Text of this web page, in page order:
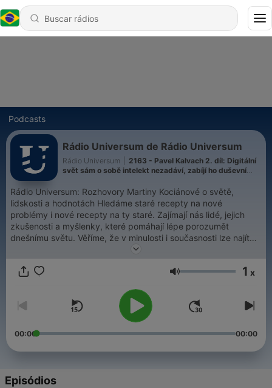
Podcasts
Rádio Universum de Rádio Universum
Rádio Universum
2163 - Pavel Kalvach 2. díl: Digitální
svět sám o sobě intelekt nezadáví, zabíjí ho duševní
Rádio Universum: Rozhovory Martiny Kociánové o světě,
lidskosti a hodnotách Hledáme staré recepty na nové
problémy i nové recepty na ty staré. Zajímají nás lidé, jejich
zkušenosti a myšlenky, které pomáhají lépe porozumět
dnešnímu světu. Věříme, že v minulosti i současnosti lze najít
inspiraci pro lidskost, smysl a společné hodnoty. Proto s lidmi
předsudků. PODPOŘTE NAŠI NEZÁVISLOST: Vaše podpora
https://www.RadioUniversum.cz/podporte-nas/ BANKOVNÍ
SPOJENÍ: Číslo účtu (CZ): 1010349016/2700 IBAN (Zahraničí):
CZ5227000000001010349016 PayPal:
podpora@svobodneuniversum.cz (Vzhledem ke GDPR, prosím
firmy.) Budeme vděční za jakoukoli podporu – jednorázovou i
Volume 1 x
00:00 00:00
Episódios